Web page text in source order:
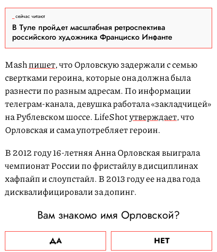
сейчас читают
В Туле пройдет масштабная ретроспектива
российского художника Франциско Инфанте
Mashпишет, что Орловскую задержали с семью
свертками героина, которые она должна была
разнести по разным адресам. По информации
телеграм-канала, девушка работала «закладчицей»
на Рублевском шоссе. LifeShotутверждает, что
Орловская и сама употребляет героин.
В 2012 году 16-летняя Анна Орловская выиграла
чемпионат России по фристайлу в дисциплинах
хафпайп и слоупстайл. В 2013 году ее на два года
дисквалифицировали за допинг.
Вам знакомо имя Орловской?
ДА НЕТ